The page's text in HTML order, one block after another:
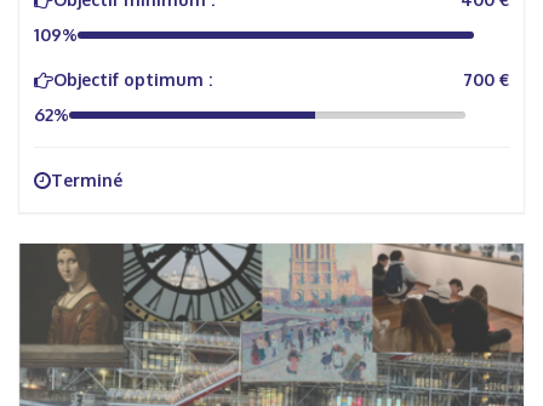
109%
Objectif optimum :
700 €
62%
Terminé